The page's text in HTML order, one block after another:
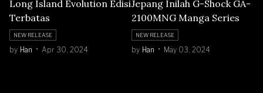
Long Island Evolution Edisi
Terbatas
NEW RELEASE
by Han Apr 30, 2024
Jepang Inilah G-Shock GA-
2100MNG Manga Series
NEW RELEASE
by Han May 03, 2024